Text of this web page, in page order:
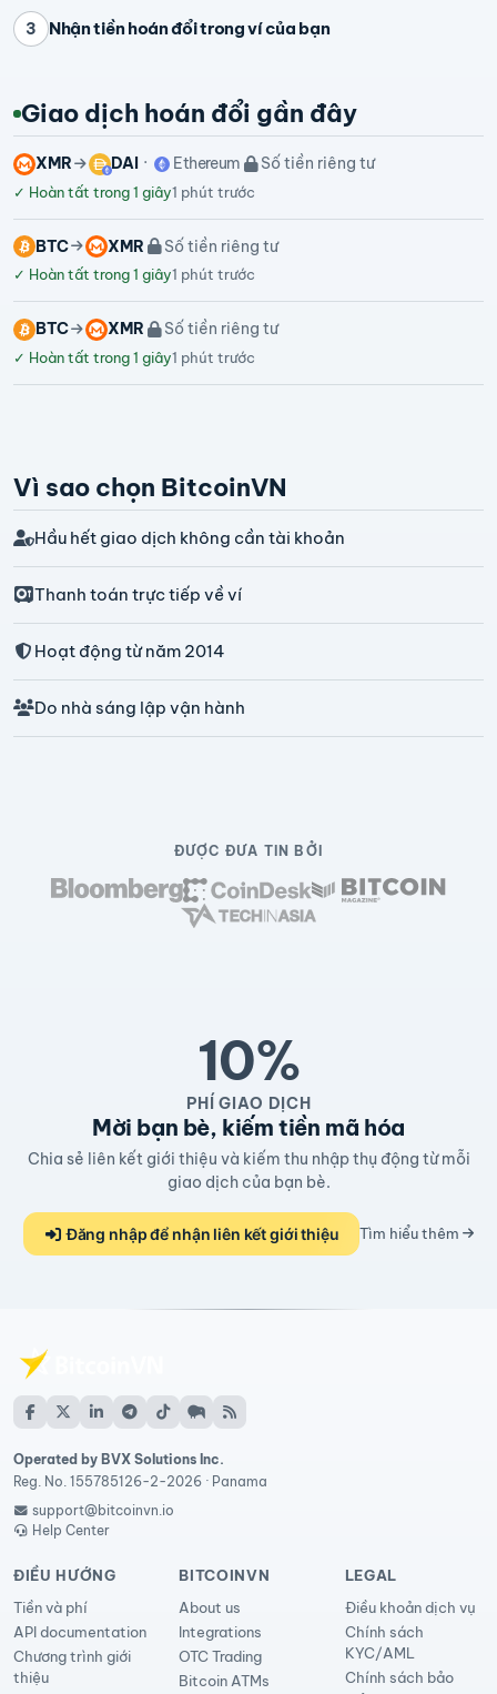
3 Nhận tiền hoán đổi trong ví của bạn
Giao dịch hoán đổi gần đây
XMR DAI Ethereum Số tiền riêng tư
✓ Hoàn tất trong 1 giây1 phút trước
BTC XMR Số tiền riêng tư
✓ Hoàn tất trong 1 giây1 phút trước
BTC XMR Số tiền riêng tư
✓ Hoàn tất trong 1 giây1 phút trước
Vì sao chọn BitcoinVN
Hầu hết giao dịch không cần tài khoản
Thanh toán trực tiếp về ví
Hoạt động từ năm 2014
Do nhà sáng lập vận hành
ĐƯỢC ĐƯA TIN BỞI
10%
PHÍ GIAO DỊCH
Mời bạn bè, kiếm tiền mã hóa
Chia sẻ liên kết giới thiệu và kiếm thu nhập thụ động từ mỗi
giao dịch của bạn bè.
Đăng nhập để nhận liên kết giới thiệu Tìm hiểu thêm
Operated by BVX Solutions Inc.
Reg. No. 155785126-2-2026 · Panama
support@bitcoinvn.io
Help Center
ĐIỀU HƯỚNG
Tiền và phí
API documentation
Chương trình giới
thiệu
BITCOINVN
About us
Integrations
OTC Trading
Bitcoin ATMs
LEGAL
Điều khoản dịch vụ
Chính sách
KYC/AML
Chính sách bảo